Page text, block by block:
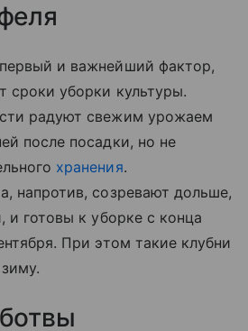
и важнейший фактор,
сроки уборки культуры.
радуют свежим урожаем
после посадки, но не
хранения.
напротив, созревают дольше,
и готовы к уборке с конца
При этом такие клубни